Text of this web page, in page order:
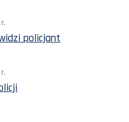
policjant